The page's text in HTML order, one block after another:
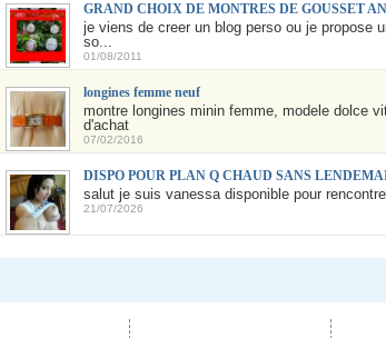
GRAND CHOIX DE MONTRES DE GOUSSET
je viens de creer un blog perso ou je propose
so...
01/08/2011
longines femme neuf
montre longines minin femme, modele dolce
d'achat
07/02/2016
DISPO POUR PLAN Q CHAUD SANS
salut je suis vanessa disponible pour
21/07/2026